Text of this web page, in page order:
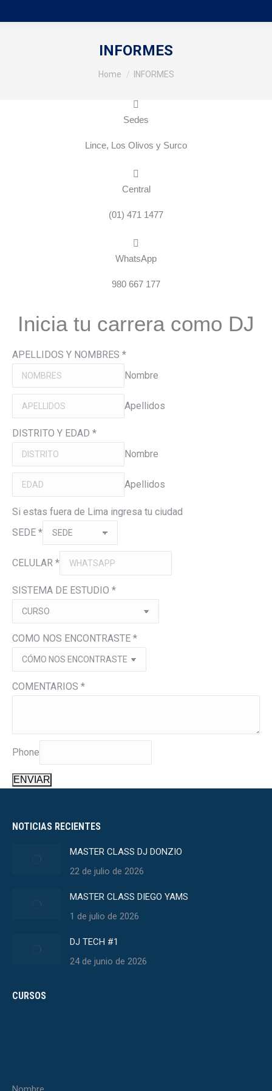
INFORMES
You are here:
Home INFORMES
Sedes
Lince, Los Olivos y Surco
Central
(01) 471 1477
WhatsApp
980 667 177
Inicia tu carrera como DJ
APELLIDOS Y NOMBRES *
Nombre
Apellidos
DISTRITO Y EDAD *
Nombre
Apellidos
Si estas fuera de Lima ingresa tu ciudad
SEDE *
CELULAR *
SISTEMA DE ESTUDIO *
COMO NOS ENCONTRASTE *
COMENTARIOS *
Phone
ENVIAR
NOTICIAS RECIENTES
MASTER CLASS DJ DONZIO
22 de julio de 2026
MASTER CLASS DIEGO YAMS
1 de julio de 2026
DJ TECH #1
24 de junio de 2026
CURSOS